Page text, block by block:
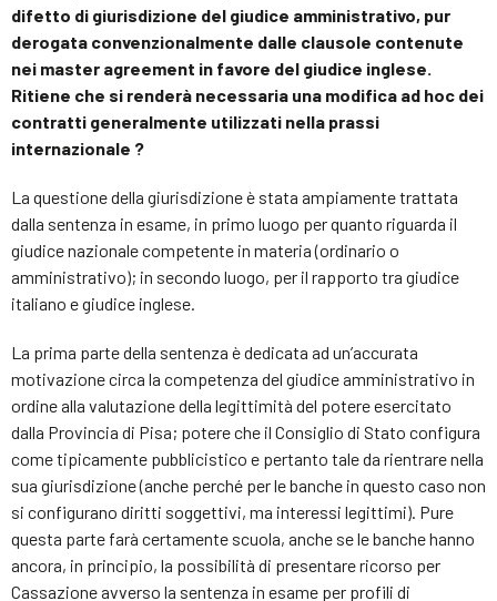
difetto di giurisdizione del giudice amministrativo, pur
derogata convenzionalmente dalle clausole contenute
nei master agreement in favore del giudice inglese.
Ritiene che si renderà necessaria una modifica ad hoc dei
contratti generalmente utilizzati nella prassi
internazionale ?
La questione della giurisdizione è stata ampiamente trattata
dalla sentenza in esame, in primo luogo per quanto riguarda il
giudice nazionale competente in materia (ordinario o
amministrativo); in secondo luogo, per il rapporto tra giudice
italiano e giudice inglese.
La prima parte della sentenza è dedicata ad un’accurata
motivazione circa la competenza del giudice amministrativo in
ordine alla valutazione della legittimità del potere esercitato
dalla Provincia di Pisa; potere che il Consiglio di Stato configura
come tipicamente pubblicistico e pertanto tale da rientrare nella
sua giurisdizione (anche perché per le banche in questo caso non
si configurano diritti soggettivi, ma interessi legittimi). Pure
questa parte farà certamente scuola, anche se le banche hanno
ancora, in principio, la possibilità di presentare ricorso per
Cassazione avverso la sentenza in esame per profili di